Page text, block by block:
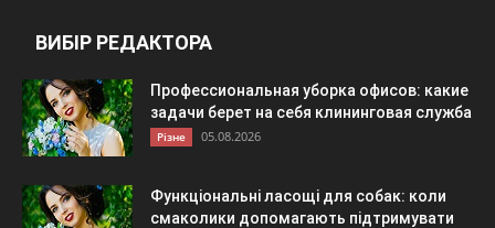
ВИБІР РЕДАКТОРА
Профессиональная уборка офисов: какие
задачи берет на себя клининговая служба
Різне 05.08.2026
Функціональні ласощі для собак: коли
смаколики допомагають підтримувати